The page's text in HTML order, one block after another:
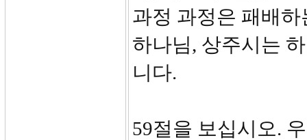
과정 과정은 패배
하나님, 상주시는
니다.
59절을 보십시오.